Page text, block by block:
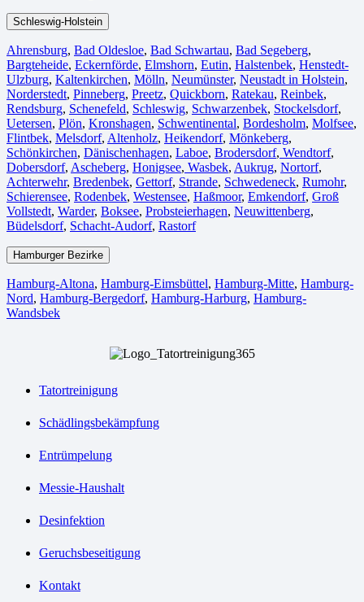
Schleswig-Holstein
Ahrensburg, Bad Oldesloe, Bad Schwartau, Bad Segeberg,
Bargteheide, Eckernförde, Elmshorn, Eutin, Halstenbek, Henstedt-
Ulzburg, Kaltenkirchen, Mölln, Neumünster, Neustadt in Holstein,
Norderstedt, Pinneberg, Preetz, Quickborn, Ratekau, Reinbek,
Rendsburg, Schenefeld, Schleswig, Schwarzenbek, Stockelsdorf,
Uetersen, Plön, Kronshagen, Schwentinental, Bordesholm, Molfsee,
Flintbek, Melsdorf, Altenholz, Heikendorf, Mönkeberg,
Schönkirchen, Dänischenhagen, Laboe, Brodersdorf, Wendtorf,
Dobersdorf, Ascheberg, Honigsee, Wasbek, Aukrug, Nortorf,
Achterwehr, Bredenbek, Gettorf, Strande, Schwedeneck, Rumohr,
Schierensee, Rodenbek, Westensee, Haßmoor, Emkendorf, Groß
Vollstedt, Warder, Boksee, Probsteierhagen, Neuwittenberg,
Büdelsdorf, Schacht-Audorf, Rastorf
Hamburger Bezirke
Hamburg-Altona, Hamburg-Eimsbüttel, Hamburg-Mitte, Hamburg-
Nord, Hamburg-Bergedorf, Hamburg-Harburg, Hamburg-
Wandsbek
Tatortreinigung
Schädlingsbekämpfung
Entrümpelung
Messie-Haushalt
Desinfektion
Geruchsbeseitigung
Kontakt